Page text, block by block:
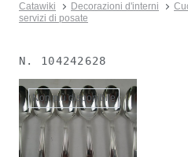
Catawiki Decorazioni d'interni
servizi di posate
N. 104242628
Non più disponibile